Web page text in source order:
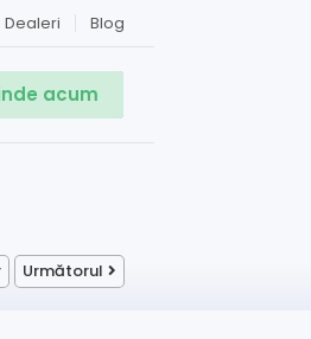
Blog
Dealeri
acum
Următorul